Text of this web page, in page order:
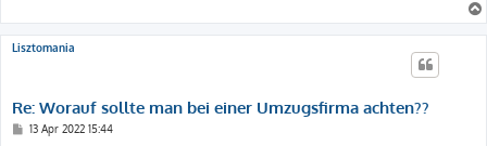
Lisztomania
Re: Worauf sollte man bei einer Umzugsfirma achten??
B13 Apr 2022 15:44